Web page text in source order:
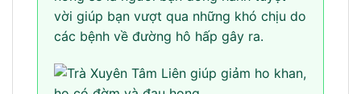
vời giúp bạn vượt qua những khó chịu do
các bệnh về đường hô hấp gây ra.